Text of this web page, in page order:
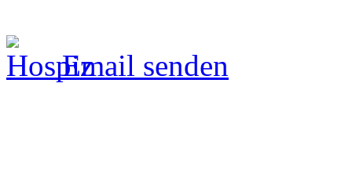
Email senden